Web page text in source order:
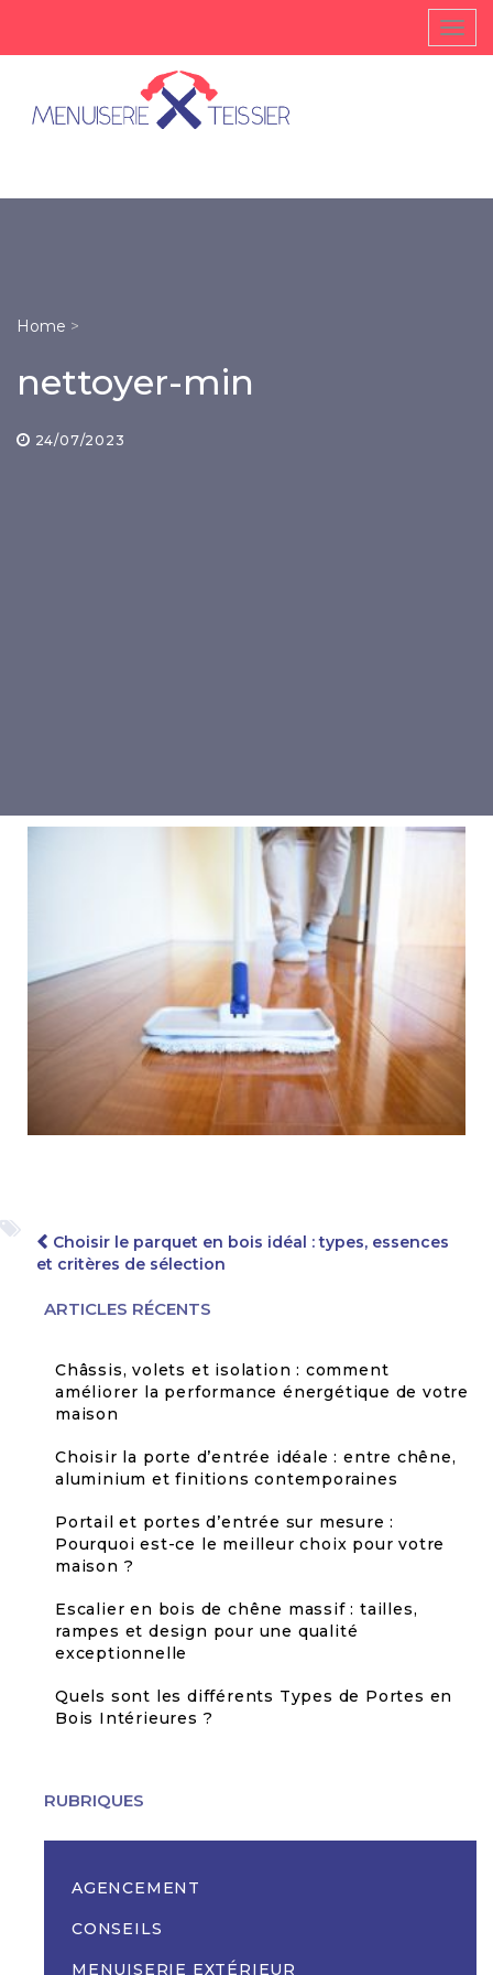
Home >
nettoyer-min
24/07/2023
Navigation
de
l’article
Choisir le parquet en bois idéal : types, essences
et critères de sélection
ARTICLES RÉCENTS
Châssis, volets et isolation : comment
améliorer la performance énergétique de votre
maison
Choisir la porte d’entrée idéale : entre chêne,
aluminium et finitions contemporaines
Portail et portes d’entrée sur mesure :
Pourquoi est-ce le meilleur choix pour votre
maison ?
Escalier en bois de chêne massif : tailles,
rampes et design pour une qualité
exceptionnelle
Quels sont les différents Types de Portes en
Bois Intérieures ?
RUBRIQUES
AGENCEMENT
CONSEILS
MENUISERIE EXTÉRIEUR